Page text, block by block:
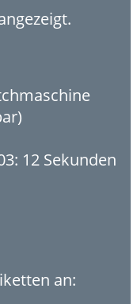
12 Sekunden
an: